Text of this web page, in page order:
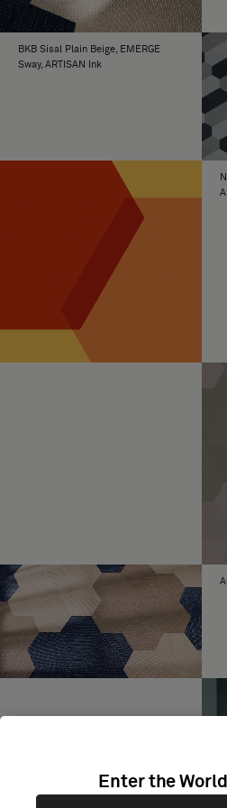
BKB Sisal Plain Beige, EMERGE
Sway, ARTISAN Ink
Enter the